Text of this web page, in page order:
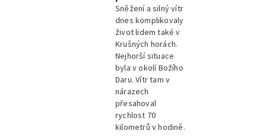
Sněžení a silný vítr
dnes komplikovaly
život lidem také v
Krušných horách.
Nejhorší situace
byla v okolí Božího
Daru. Vítr tam v
nárazech
přesahoval
rychlost 70
kilometrů v hodině.